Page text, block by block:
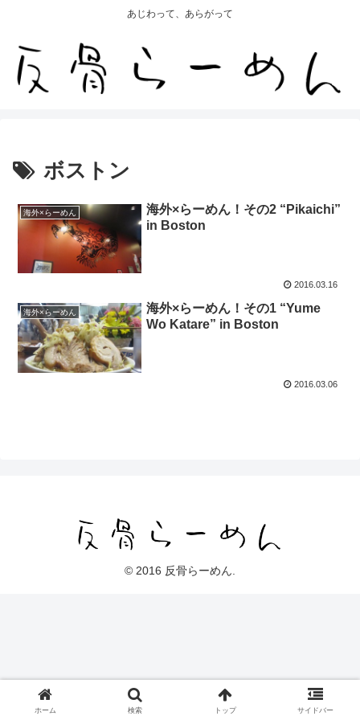
あじわって、あらがって
ボストン
海外×らーめん
海外×らーめん！その2 “Pikaichi”
in Boston
2016.03.16
海外×らーめん
海外×らーめん！その1 “Yume
Wo Katare” in Boston
2016.03.06
© 2016 反骨らーめん.
ホーム 検索 トップ サイドバー